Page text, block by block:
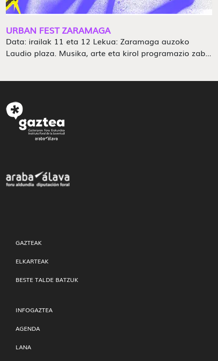
URBAN FEST ZARAMAGA
Data: irailak 11 eta 12 Lekua: Zaramaga auzoko
Laudio plaza. Musika, arte eta kirol programazio zab...
GAZTEAK
ELKARTEAK
BESTE TALDE BATZUK
INFOGAZTEA
AGENDA
LANA